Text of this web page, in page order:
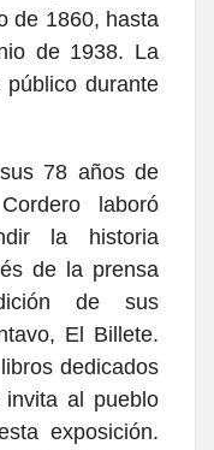
de 1860, hasta
de 1938. La
durante
78 años de
laboró
la historia
de la prensa
de sus
El Billete.
dedicados
al pueblo
exposición.